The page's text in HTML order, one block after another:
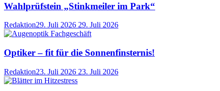
Wahlprüfstein „Stinkmeiler im Park“
Redaktion29. Juli 2026 29. Juli 2026
Optiker – fit für die Sonnenfinsternis!
Redaktion23. Juli 2026 23. Juli 2026